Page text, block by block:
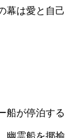
幕は愛と自己
船が停泊する